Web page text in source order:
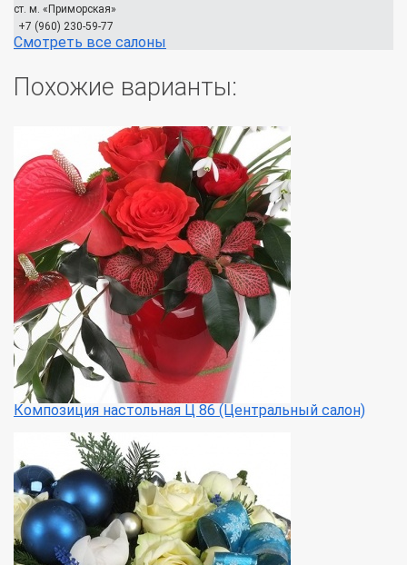
ст. м. «Приморская»
+7 (960) 230-59-77
Смотреть все салоны
Похожие варианты:
Композиция настольная Ц 86 (Центральный салон)